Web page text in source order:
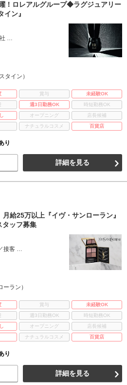
！ロレアルグループ◆ラグジュアリー
ン』
社 …
タイン）
賞与
未経験OK
週3日勤務OK
時短勤務OK
オープニング
店長候補
ナチュラルコスメ 百貨店
り
詳細を見る
月給25万以上『イヴ・サンローラン』
タッフ募集
接客 …
ラン）
賞与
未経験OK
週3日勤務OK
時短勤務OK
オープニング
店長候補
ナチュラルコスメ 百貨店
り
詳細を見る